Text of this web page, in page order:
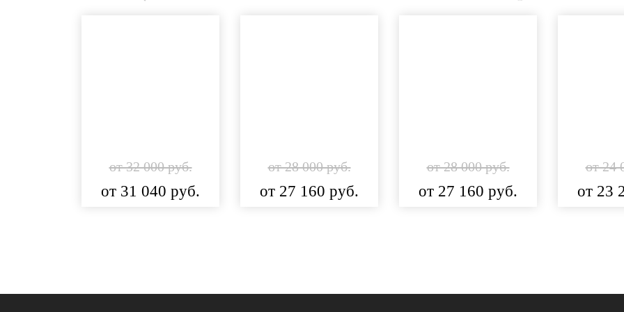
от 32 000 руб.
от 31 040 руб.
от 28 000 руб.
от 27 160 руб.
от 28 000 руб.
от 27 160 руб.
от 24
от 23